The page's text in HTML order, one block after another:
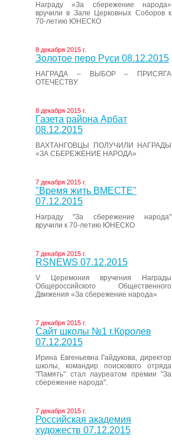
Награду «За сбережение народа»
вручили в Зале Церковных Соборов к
70-летию ЮНЕСКО
8 декабря 2015 г.
Золотое перо Руси 08.12.2015
НАГРАДА – ВЫБОР – ПРИСЯГА
ОТЕЧЕСТВУ
8 декабря 2015 г.
Газета района Арбат
08.12.2015
ВАХТАНГОВЦЫ ПОЛУЧИЛИ НАГРАДЫ
«ЗА СБЕРЕЖЕНИЕ НАРОДА»
7 декабря 2015 г.
"Время жить ВМЕСТЕ"
07.12.2015
Награду "За сбережение народа"
вручили к 70-летию ЮНЕСКО
7 декабря 2015 г.
RSNEWS 07.12.2015
V Церемония вручения Награды
Общероссийского Общественного
Движения «За сбережение народа»
7 декабря 2015 г.
Сайт школы №1 г.Королев
07.12.2015
Ирина Евгеньевна Гайдукова, директор
школы, командир поискового отряда
"Память" стал лауреатом премии "За
сбережение народа".
7 декабря 2015 г.
Российская академия
художеств 07.12.2015